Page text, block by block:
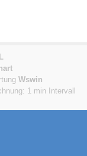
Wswin
1 min Intervall